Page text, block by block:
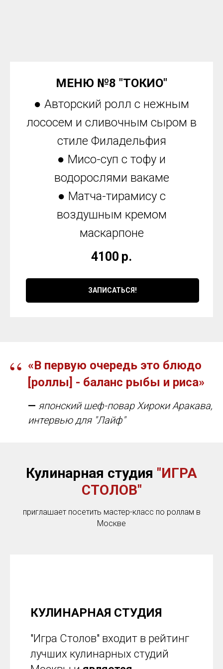
МЕНЮ №8 "ТОКИО"
● Авторский ролл с нежным
лососем и сливочным сыром в
стиле Филадельфия
● Мисо-суп с тофу и
водорослями вакаме
● Матча-тирамису с
воздушным кремом
маскарпоне
4100 р.
ЗАПИСАТЬСЯ!
“ «В первую очередь это блюдо
[роллы] - баланс рыбы и риса»
— японский шеф-повар Хироки Аракава,
интервью для "Лайф"
Кулинарная студия "ИГРА
СТОЛОВ"
приглашает посетить мастер-класс по роллам в
Москве
КУЛИНАРНАЯ СТУДИЯ
"Игра Столов" входит в рейтинг
лучших кулинарных студий